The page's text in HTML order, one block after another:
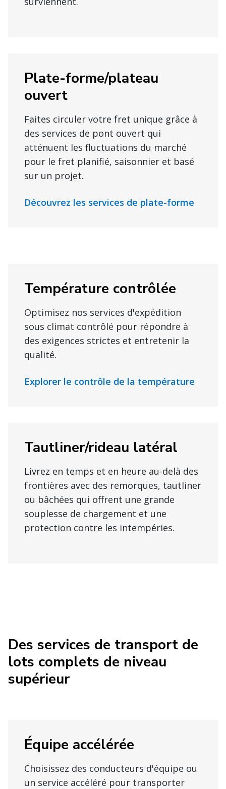
Plate-forme/plateau
ouvert
Faites circuler votre fret unique grâce à
des services de pont ouvert qui
atténuent les fluctuations du marché
pour le fret planifié, saisonnier et basé
sur un projet.
Découvrez les services de plate-forme
Température contrôlée
Optimisez nos services d'expédition
sous climat contrôlé pour répondre à
des exigences strictes et entretenir la
qualité.
Explorer le contrôle de la température
Tautliner/rideau latéral
Livrez en temps et en heure au-delà des
frontières avec des remorques, tautliner
ou bâchées qui offrent une grande
souplesse de chargement et une
protection contre les intempéries.
Des services de transport de
lots complets de niveau
supérieur
Équipe accélérée
Choisissez des conducteurs d'équipe ou
un service accéléré pour transporter